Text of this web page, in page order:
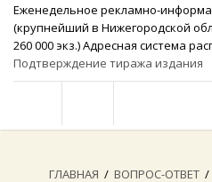
Еженедельное рекламно-
(крупнейший в Нижегородской
260 000 экз.) Адресная система
Подтверждение тиража издания
ГЛАВНАЯ / ВОПРОС-ОТВЕТ /